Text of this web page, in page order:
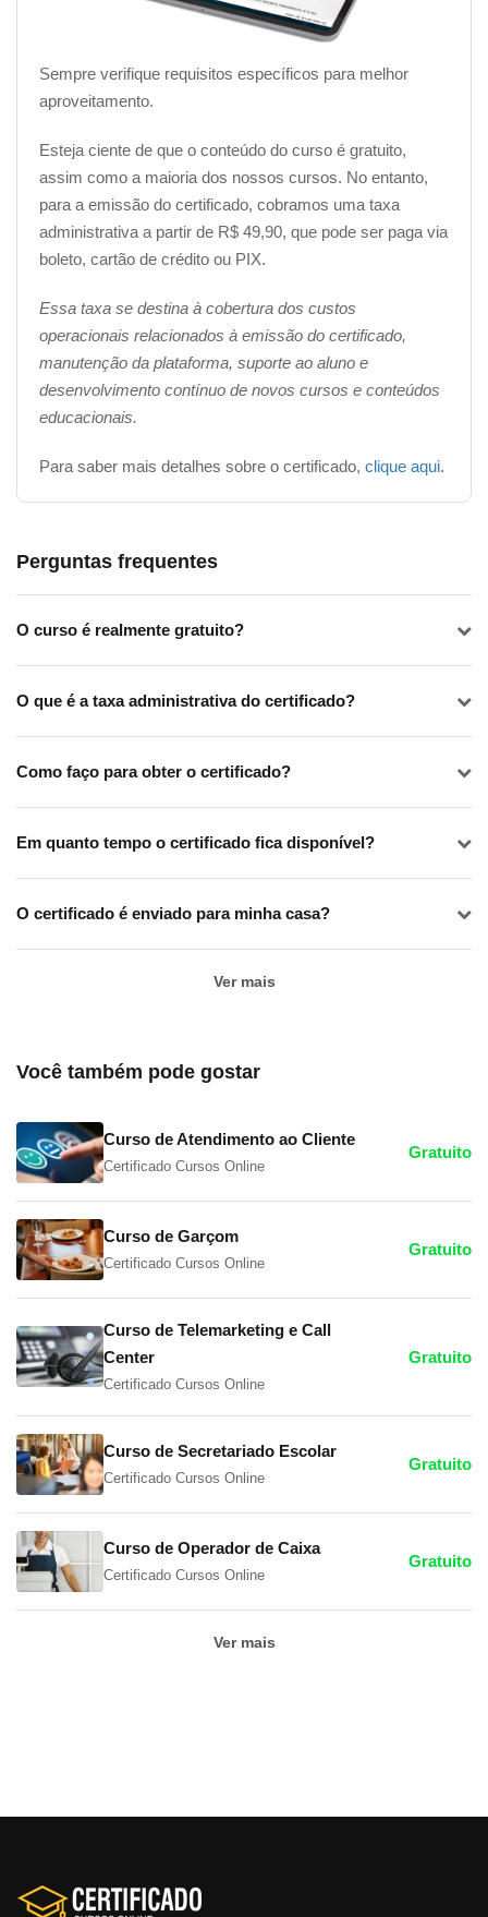
Sempre verifique requisitos específicos para melhor
aproveitamento.
Esteja ciente de que o conteúdo do curso é gratuito,
assim como a maioria dos nossos cursos. No entanto,
para a emissão do certificado, cobramos uma taxa
administrativa a partir de R$ 49,90, que pode ser paga via
boleto, cartão de crédito ou PIX.
Essa taxa se destina à cobertura dos custos
operacionais relacionados à emissão do certificado,
manutenção da plataforma, suporte ao aluno e
desenvolvimento contínuo de novos cursos e conteúdos
educacionais.
Para saber mais detalhes sobre o certificado, clique aqui.
Perguntas frequentes
O curso é realmente gratuito?
O que é a taxa administrativa do certificado?
Como faço para obter o certificado?
Em quanto tempo o certificado fica disponível?
O certificado é enviado para minha casa?
Ver mais
Você também pode gostar
Curso de Atendimento ao Cliente
Certificado Cursos Online
Gratuito
Curso de Garçom
Certificado Cursos Online
Gratuito
Curso de Telemarketing e Call
Center
Certificado Cursos Online
Gratuito
Curso de Secretariado Escolar
Certificado Cursos Online
Gratuito
Curso de Operador de Caixa
Certificado Cursos Online
Gratuito
Ver mais